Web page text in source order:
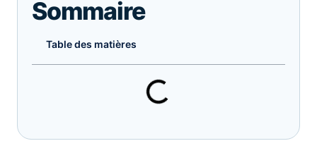
Sommaire
Table des matières